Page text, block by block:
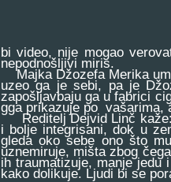
bi video, nije mogao
nepodnošljivi miris.
Majka Džozefa Merika
uzeo ga je sebi, pa je
zapošljavbaju ga u fabrici
gga prikazuje po vašarima,
Reditelj Dejvid Linč kaže:
i bolje integrisani, dok u
gleda oko sebe ono što
uznemiruje, mišta zbog
ih traumatizuje, manje
kako dolikuje. Ljudi bi se